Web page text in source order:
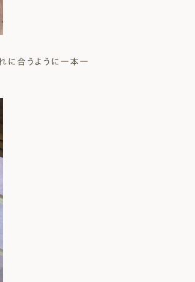
に合うように一本一